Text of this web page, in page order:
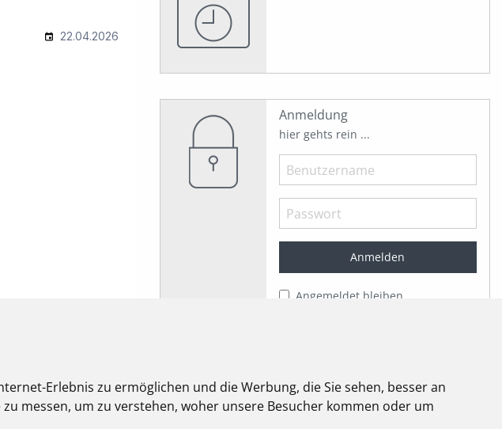
Erlebnis zu ermöglichen und die Werbung, die Sie sehen, besser an
messen, um zu verstehen, woher unsere Besucher kommen oder um
Anmeldung
hier gehts rein ...
Angemeldet bleiben
elektroforum